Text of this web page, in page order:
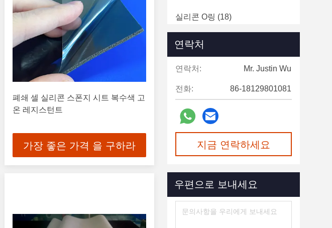
폐쇄 셀 실리콘 스폰지 시트 복수색 고
온 레지스턴트
가장 좋은 가격 을 구하라
실리콘 O링 (18)
실리콘 튜브
연락처
연락처: Mr. Justin Wu
전화: 86-18129801081
지금 연락하세요
우편으로 보내세요